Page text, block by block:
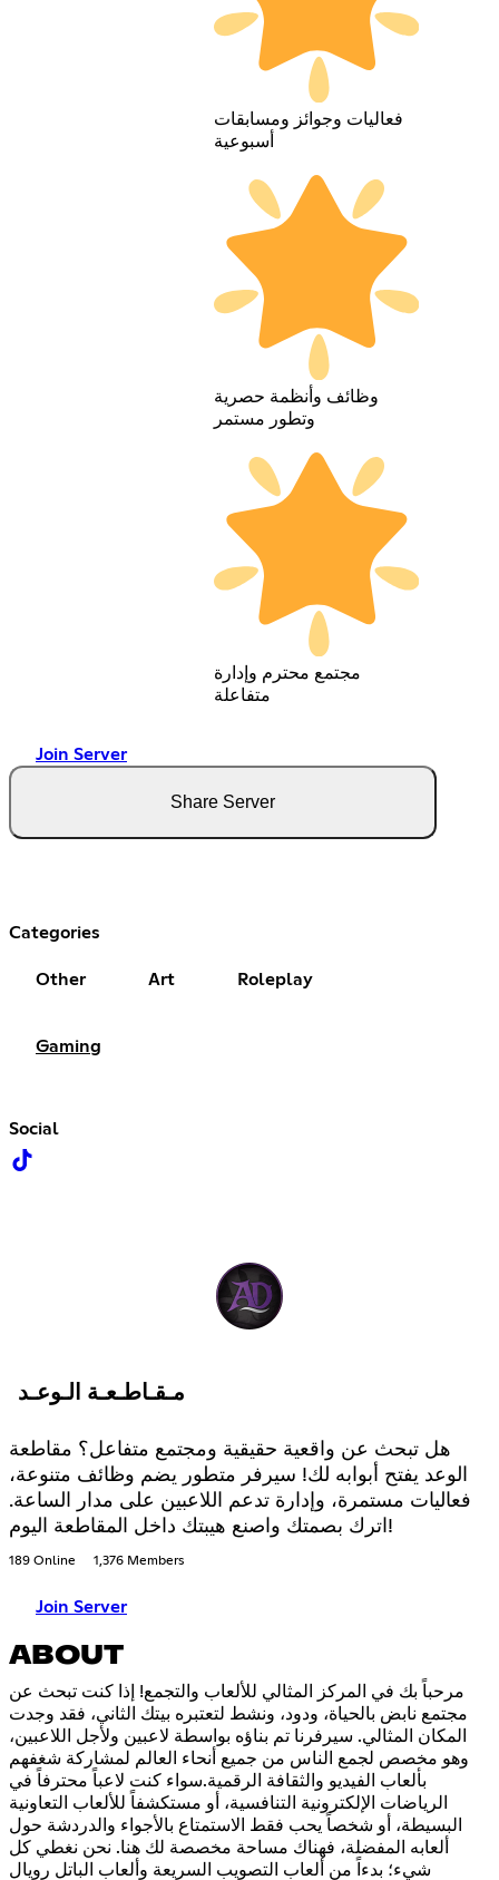
فعاليات وجوائز ومسابقات
أسبوعية
وظائف وأنظمة حصرية
وتطور مستمر
مجتمع محترم وإدارة
متفاعلة
Join Server
Share Server
Categories
Other Art Roleplay
Gaming
Social
مـقـاطـعـة الـوعـد
هل تبحث عن واقعية حقيقية ومجتمع متفاعل؟ مقاطعة
الوعد يفتح أبوابه لك! سيرفر متطور يضم وظائف متنوعة،
فعاليات مستمرة، وإدارة تدعم اللاعبين على مدار الساعة.
اترك بصمتك واصنع هيبتك داخل المقاطعة اليوم!
189 Online 1,376 Members
Join Server
ABOUT
مرحباً بك في المركز المثالي للألعاب والتجمع! إذا كنت تبحث عن
مجتمع نابض بالحياة، ودود، ونشط لتعتبره بيتك الثاني، فقد وجدت
المكان المثالي. سيرفرنا تم بناؤه بواسطة لاعبين ولأجل اللاعبين،
وهو مخصص لجمع الناس من جميع أنحاء العالم لمشاركة شغفهم
بألعاب الفيديو والثقافة الرقمية.سواء كنت لاعباً محترفاً في
الرياضات الإلكترونية التنافسية، أو مستكشفاً للألعاب التعاونية
البسيطة، أو شخصاً يحب فقط الاستمتاع بالأجواء والدردشة حول
ألعابه المفضلة، فهناك مساحة مخصصة لك هنا. نحن نغطي كل
شيء؛ بدءاً من ألعاب التصويب السريعة وألعاب الباتل رويال